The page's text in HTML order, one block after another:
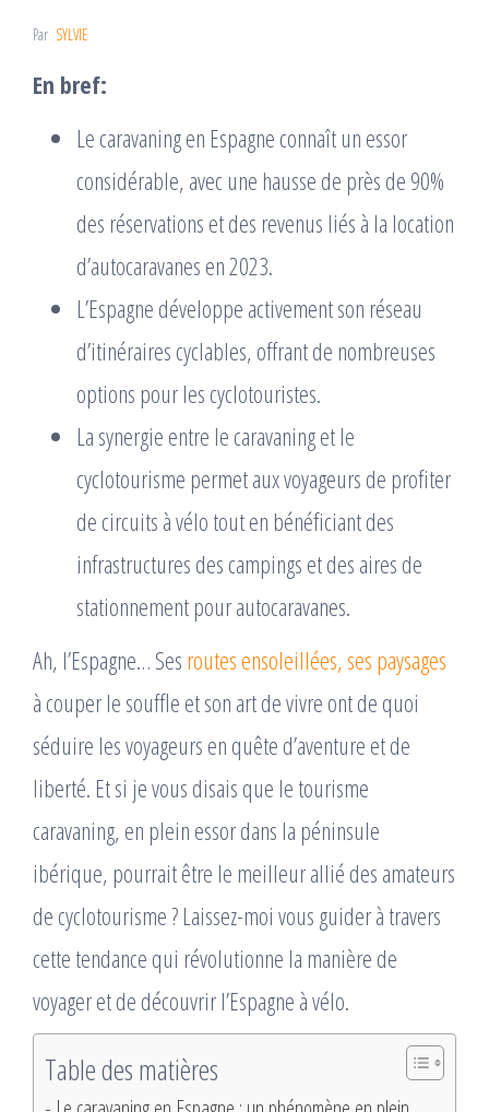
Par SYLVIE
En bref:
Le caravaning en Espagne connaît un essor
considérable, avec une hausse de près de 90%
des réservations et des revenus liés à la location
d’autocaravanes en 2023.
L’Espagne développe activement son réseau
d’itinéraires cyclables, offrant de nombreuses
options pour les cyclotouristes.
La synergie entre le caravaning et le
cyclotourisme permet aux voyageurs de profiter
de circuits à vélo tout en bénéficiant des
infrastructures des campings et des aires de
stationnement pour autocaravanes.
Ah, l’Espagne… Ses routes ensoleillées, ses paysages
à couper le souffle et son art de vivre ont de quoi
séduire les voyageurs en quête d’aventure et de
liberté. Et si je vous disais que le tourisme
caravaning, en plein essor dans la péninsule
ibérique, pourrait être le meilleur allié des amateurs
de cyclotourisme ? Laissez-moi vous guider à travers
cette tendance qui révolutionne la manière de
voyager et de découvrir l’Espagne à vélo.
Table des matières